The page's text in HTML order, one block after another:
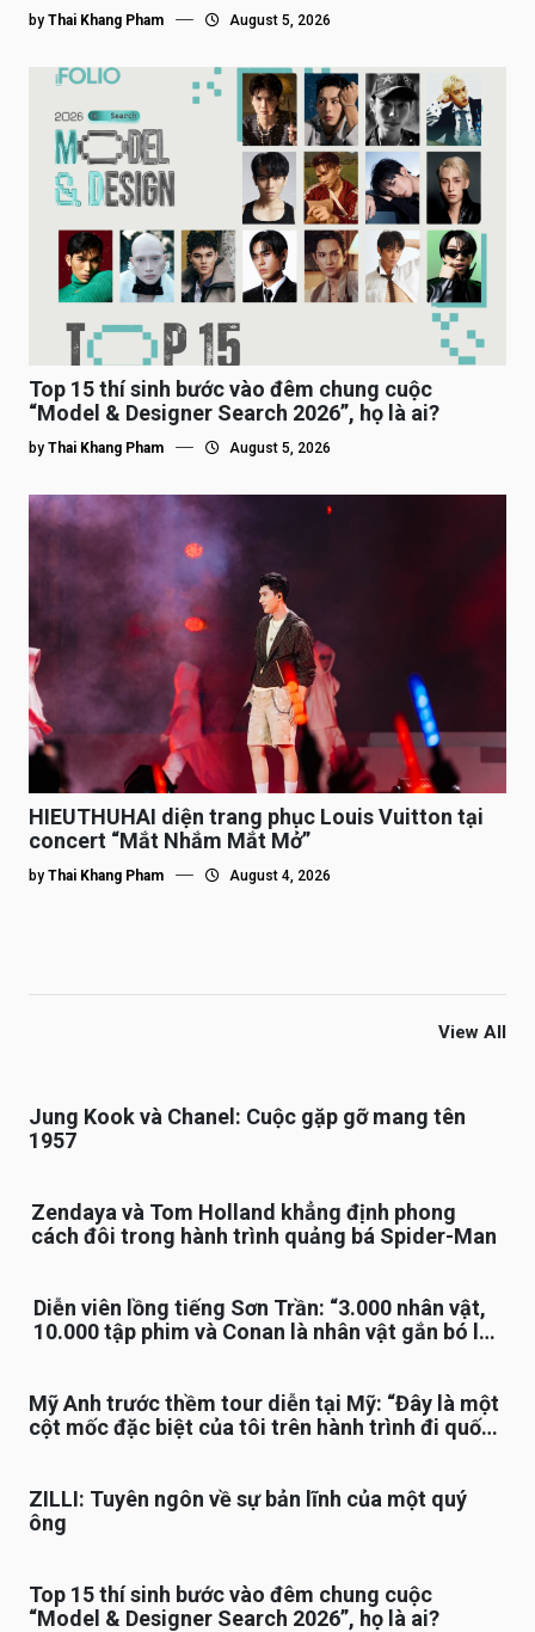
by Thai Khang Pham August 5, 2026
Top 15 thí sinh bước vào đêm chung cuộc
“Model & Designer Search 2026”, họ là ai?
by Thai Khang Pham August 5, 2026
HIEUTHUHAI diện trang phục Louis Vuitton tại
concert “Mắt Nhắm Mắt Mở”
by Thai Khang Pham August 4, 2026
View All
Jung Kook và Chanel: Cuộc gặp gỡ mang tên
1957
Zendaya và Tom Holland khẳng định phong
cách đôi trong hành trình quảng bá Spider-Man
Diễn viên lồng tiếng Sơn Trần: “3.000 nhân vật,
10.000 tập phim và Conan là nhân vật gắn bó lâu
Mỹ Anh trước thềm tour diễn tại Mỹ: “Đây là một
cột mốc đặc biệt của tôi trên hành trình đi quốc
ZILLI: Tuyên ngôn về sự bản lĩnh của một quý
ông
Top 15 thí sinh bước vào đêm chung cuộc
“Model & Designer Search 2026”, họ là ai?